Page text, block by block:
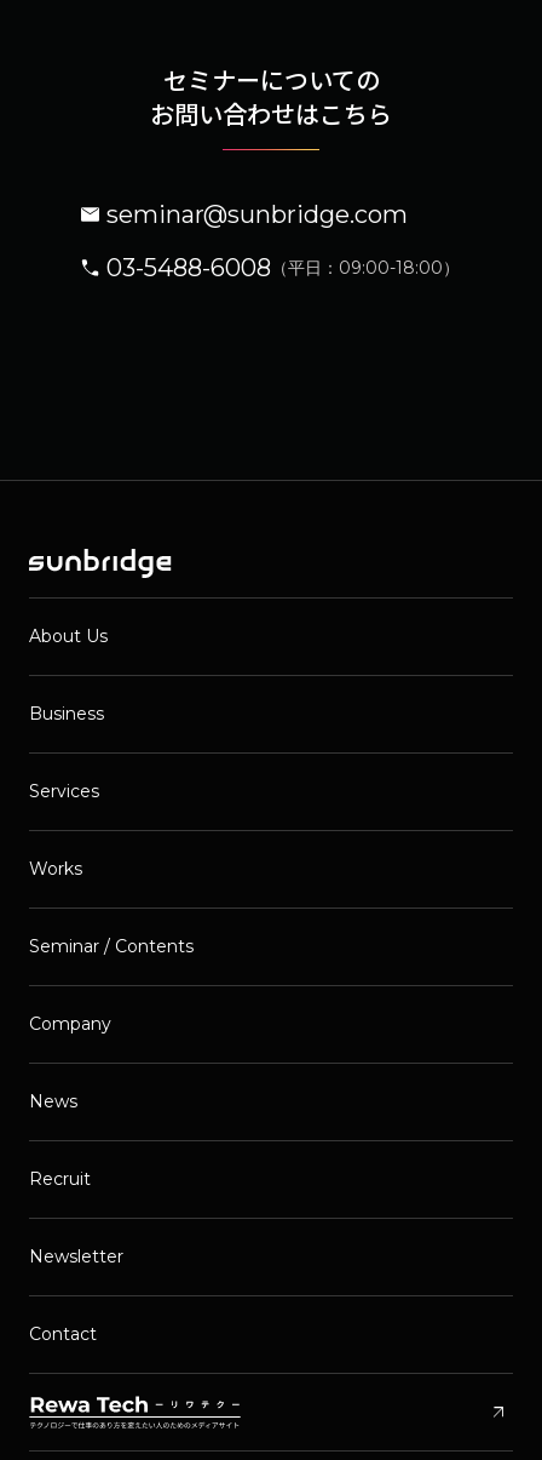
セミナーについての
お問い合わせはこちら
seminar@sunbridge.com
03-5488-6008 （平日：09:00-18:00）
About Us
Business
Services
Works
Seminar / Contents
Company
News
Recruit
Newsletter
Contact
arrow_outward